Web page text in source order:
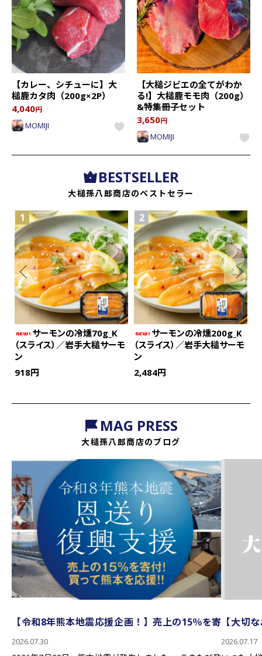
【カレー、シチューに】大
槌鹿カタ肉（200g×2P）
4,040円
MOMIJI
【大槌ジビエの全てがわか
る!】大槌鹿モモ肉（200g）
&特集冊子セット
3,650円
MOMIJI
BESTSELLER
大槌孫八郎商店のベストセラー
1
サーモンの冷燻70g_K
（スライス）／岩手大槌サーモ
ン
918円
2
サーモンの冷燻200g_K
（スライス）／岩手大槌サーモ
ン
2,484円
MAG PRESS
大槌孫八郎商店のブログ
【令和8年熊本地震応援企画！】売上の15％を寄
付 買って応援！！熊本を応援！！｜恩送り復興
2026.07.30
【大切
ア終了の
2026.07.17